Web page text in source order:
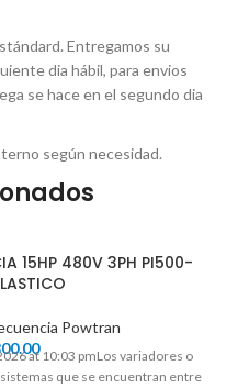
Entregamos su
dia hábil, para envios
se hace en el segundo dia
según necesidad.
15HP 480V 3PH PI500-
Powtran
at 10:03 pmLos variadores o
que se encuentran entre